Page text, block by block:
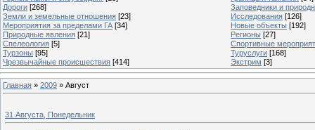
Дороги [268]
Заповедники и
Земли и земельные отношения [23] Исследования [126]
Мероприятия за пределами ГА [34] Новые объекты [192]
Природные явления [21] Регионы [27]
Спелеология [5]
Спортивные
Турзоны [95] Туруслуги [168]
Чрезвычайные происшествия [414] Экстрим [3]
Главная » 2009 » Август
31 Августа, Понедельник